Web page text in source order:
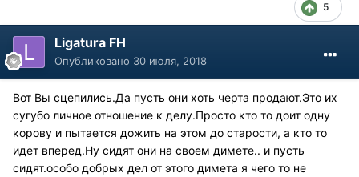
5
Ligatura FH
Опубликовано 30 июля, 2018
Вот Вы сцепились.Да пусть они хоть черта продают.Это их
сугубо личное отношение к делу.Просто кто то доит одну
корову и пытается дожить на этом до старости, а кто то
идет вперед.Ну сидят они на своем димете.. и пусть
сидят.особо добрых дел от этого димета я чего то не